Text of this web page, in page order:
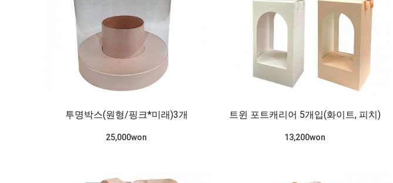
투명박스(원형/핑크*미래)3개
25,000won
트윈 포트캐리어 5개입(화이트, 피치)
13,200won